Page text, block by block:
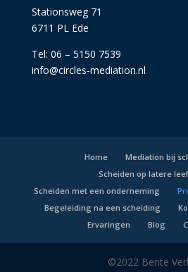
Stationsweg 71
6711 PL Ede
Tel: 06 – 5150 7539
info@circles-mediation.nl
Home
Mediation bij
Scheiden op latere
Scheiden met een onderneming
Begeleiding na een scheiding
Ervaringen
Blog
©2022 Bente